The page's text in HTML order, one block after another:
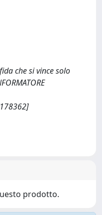
che si vince solo
prodotto.